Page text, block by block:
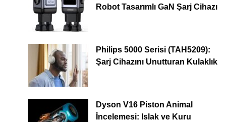
Robot Tasarımlı GaN Şarj Cihazı
Philips 5000 Serisi (TAH5209):
Şarj Cihazını Unutturan Kulaklık
Dyson V16 Piston Animal
İncelemesi: Islak ve Kuru